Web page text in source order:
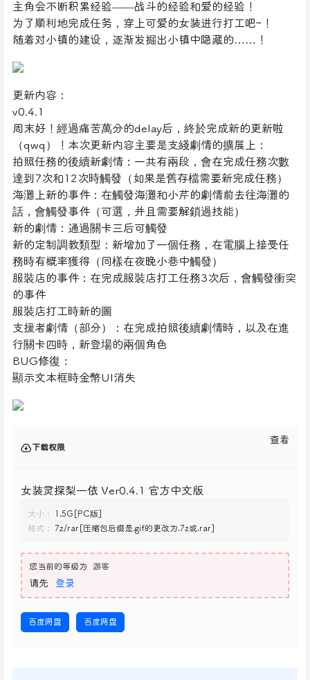
主角会不断积累经验——战斗的经验和爱的经验！
为了顺利地完成任务，穿上可爱的女装进行打工吧~！
随着对小镇的建设，逐渐发掘出小镇中隐藏的……！
更新内容：
v0.4.1
周末好！經過痛苦萬分的delay后，終於完成新的更新啦
（qwq）！本次更新内容主要是支綫劇情的擴展上：
拍照任務的後續新劇情：一共有兩段，會在完成任務次數
達到7次和12次時觸發（如果是舊存檔需要新完成任務）
海灘上新的事件：在觸發海灘和小芹的劇情前去往海灘的
話，會觸發事件（可選，并且需要解鎖過技能）
新的劇情：通過關卡三后可觸發
新的定制調教類型：新增加了一個任務，在電腦上接受任
務時有概率獲得（同樣在夜晚小巷中觸發）
服裝店的事件：在完成服裝店打工任務3次后，會觸發衝突
的事件
服裝店打工時新的圖
支援者劇情（部分）：在完成拍照後續劇情時，以及在進
行關卡四時，新登場的兩個角色
BUG修復：
顯示文本框時金幣UI消失
下载权限
查看
女装灵探梨一依 Ver0.4.1 官方中文版
大小：
1.5G[PC版]
格式：
7z/rar[压缩包后缀是.gif的更改为.7z或.rar]
您当前的等级为 游客
请先 登录
百度网盘 百度网盘